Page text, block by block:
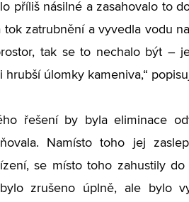
příliš násilné a zasahovalo to
tok zatrubnění a vyvedla vodu
tak se to nechalo být –
hrubší úlomky kameniva,“
řešení by byla eliminace
Namísto toho jej
se místo toho zahustily
zrušeno úplně, ale bylo